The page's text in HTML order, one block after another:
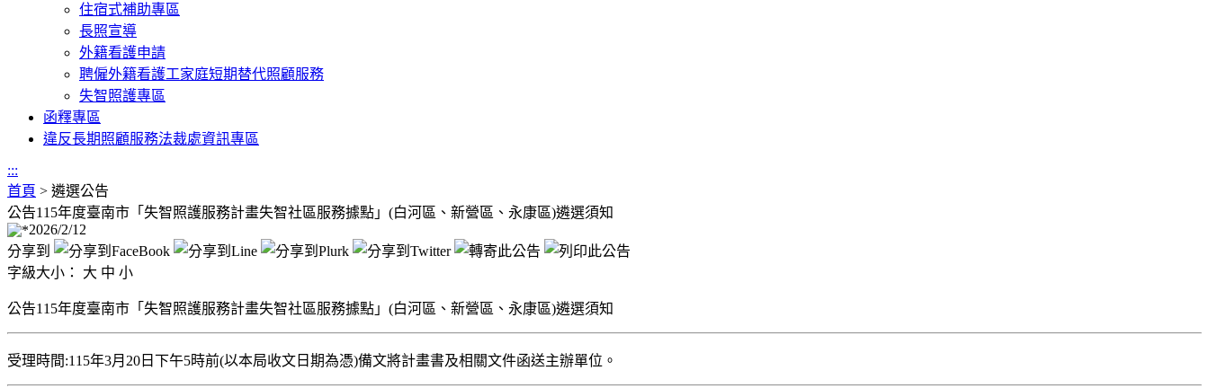
住宿式補助專區
長照宣導
外籍看護申請
聘僱外籍看護工家庭短期替代照顧服務
失智照護專區
函釋專區
違反長期照顧服務法裁處資訊專區
:::
首頁 > 遴選公告
公告115年度臺南市「失智照護服務計畫失智社區服務據點」(白河區、新營區、永康區)遴選須知
2026/2/12
分享到
字級大小： 大 中 小
公告115年度臺南市「失智照護服務計畫失智社區服務據點」(白河區、新營區、永康區)遴選須知
受理時間:115年3月20日下午5時前(以本局收文日期為憑)備文將計畫書及相關文件函送主辦單位。